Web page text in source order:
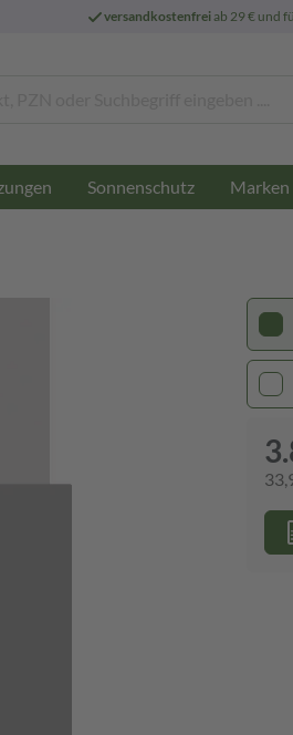
versandkostenfreiab 29 € und
Sonnenschutz Marken